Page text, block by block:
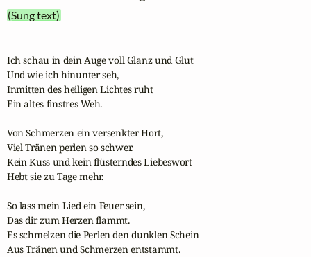
(Sung text)
Ich schau in dein Auge voll Glanz und Glut
Und wie ich hinunter seh,
Inmitten des heiligen Lichtes ruht
Ein altes finstres Weh.
Von Schmerzen ein versenkter Hort,
Viel Tränen perlen so schwer.
Kein Kuss und kein flüsterndes Liebeswort
Hebt sie zu Tage mehr.
So lass mein Lied ein Feuer sein,
Das dir zum Herzen flammt.
Es schmelzen die Perlen den dunklen Schein
Aus Tränen und Schmerzen entstammt.